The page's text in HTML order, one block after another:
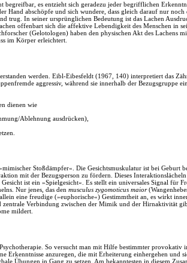
es entzieht sich geradezu jeder begrifflichen
Hand abschöpfe und sich wundere, dass gleich darauf nur
trug. In seiner ursprünglichen Bedeutung ist das Lachen
offenbart sich die affektive Lebendigkeit des Menschen in
(Gelotologen) haben den physischen Akt des Lachens
im Körper erleichtert.
werden. Eibl-Eibesfeldt (1967, 140) interpretiert das
aggressiv, während sie innerhalb der Bezugsgruppe
dienen wie
Ablehnung ausdrücken),
Stoßdämpfer«. Die Gesichtsmuskulatur ist bei Geburt
mit der Bezugsperson zu fördern. Dieses
ist ein »Spielgesicht«. Es stellt ein universales Signal für
Nur jenes, das den musculus zygomoticus maior
eine freudige (»euphorische«) Gestimmtheit an, es wirkt
Verbindung zwischen der Mimik und der Hirnaktivität
mildert.
So versucht man mit Hilfe bestimmter provokativ
Erkenntnisse anzuregen, die mit Erheiterung einhergehen und
Übungen in Gang zu setzen. Am bekanntesten in diesem